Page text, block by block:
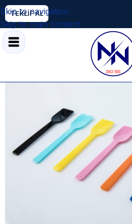
Skip to navigation
Skip to main content
TEKLİF AL